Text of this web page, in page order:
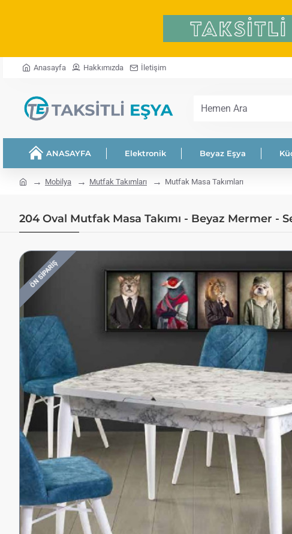
Anasayfa Hakkımızda İletişim
Hemen
ANASAYFA Elektronik Beyaz Eşya
home Mobilya Mutfak Takımları Mutfak Masa Takımları
204 Oval Mutfak Masa Takımı - Beyaz Mermer -
ÖN SIPARIŞ